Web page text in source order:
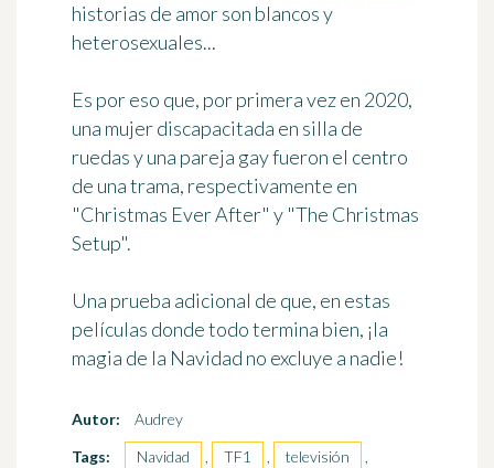
historias de amor son blancos y
heterosexuales...
Es por eso que, por primera vez en 2020,
una mujer discapacitada en silla de
ruedas y una pareja gay fueron el centro
de una trama, respectivamente en
"Christmas Ever After" y "The Christmas
Setup".
Una prueba adicional de que, en estas
películas donde todo termina bien, ¡la
magia de la Navidad no excluye a nadie!
Autor:
Audrey
Tags:
Navidad , TF1 , televisión
,